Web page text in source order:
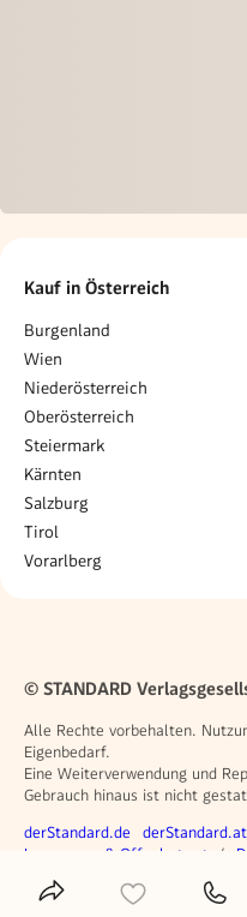
Kauf in Österreich
Burgenland
Wien
Niederösterreich
Oberösterreich
Steiermark
Kärnten
Salzburg
Tirol
Vorarlberg
© STANDARD
Alle Rechte vorbehalten.
Eigenbedarf.
Eine Weiterverwendung und
Gebrauch hinaus ist nicht
Weitere Angebote
derStandard.de derStandard.at
Rechtliches
Impressum & Offenlegung
Privacy Manager